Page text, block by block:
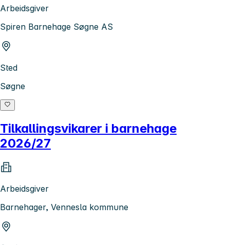
Arbeidsgiver
Spiren Barnehage Søgne AS
Sted
Søgne
Tilkallingsvikarer i barnehage
2026/27
Arbeidsgiver
Barnehager, Vennesla kommune